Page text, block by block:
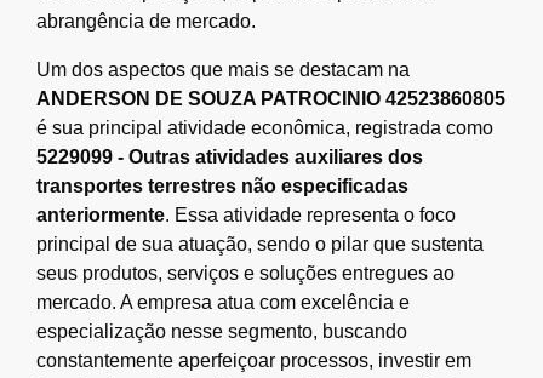
abrangência de mercado.
Um dos aspectos que mais se destacam na
ANDERSON DE SOUZA PATROCINIO 42523860805
é sua principal atividade econômica, registrada como
5229099 - Outras atividades auxiliares dos
transportes terrestres não especificadas
anteriormente. Essa atividade representa o foco
principal de sua atuação, sendo o pilar que sustenta
seus produtos, serviços e soluções entregues ao
mercado. A empresa atua com excelência e
especialização nesse segmento, buscando
constantemente aperfeiçoar processos, investir em